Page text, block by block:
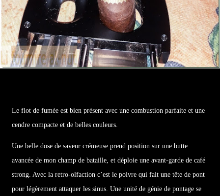
Le flot de fumée est bien présent avec une combustion parfaite et une
cendre compacte et de belles couleurs.
Une belle dose de saveur crémeuse prend position sur une butte
avancée de mon champ de bataille, et déploie une avant-garde de café
strong. Avec la retro-olfaction c’est le poivre qui fait une tête de pont
pour légèrement attaquer les sinus. Une unité de génie de pontage se